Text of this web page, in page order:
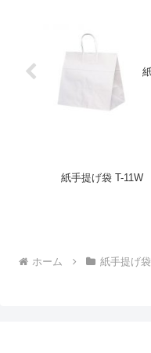
ホーム 紙手提げ袋